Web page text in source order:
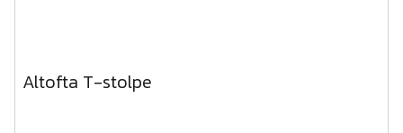
Altofta T-stolpe